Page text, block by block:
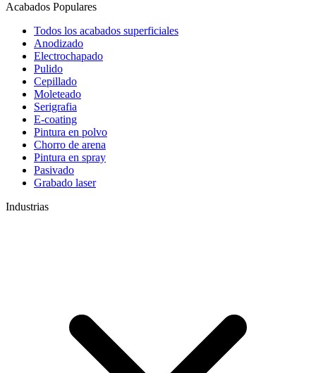
Acabados Populares
Todos los acabados superficiales
Anodizado
Electrochapado
Pulido
Cepillado
Moleteado
Serigrafia
E-coating
Pintura en polvo
Chorro de arena
Pintura en spray
Pasivado
Grabado laser
Industrias